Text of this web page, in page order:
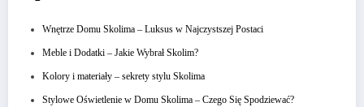
Wnętrze Domu Skolima – Luksus w Najczystszej Postaci
Meble i Dodatki – Jakie Wybrał Skolim?
Kolory i materiały – sekrety stylu Skolima
Stylowe Oświetlenie w Domu Skolima – Czego Się Spodziewać?